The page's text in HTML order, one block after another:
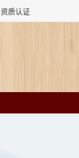
资质认证